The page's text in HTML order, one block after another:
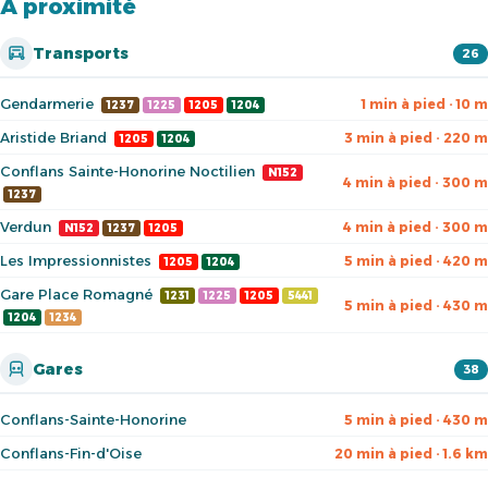
À proximité
Transports 26
Gendarmerie 1237 1225 1205 1204 1 min à pied · 10 m
Aristide Briand 1205 1204 3 min à pied · 220 m
Conflans Sainte-Honorine Noctilien
N152
1237
4 min à pied · 300 m
Verdun N152 1237 1205 4 min à pied · 300 m
Les Impressionnistes 1205 1204 5 min à pied · 420 m
Gare Place Romagné 1231 1225 1205
5441
1204
1234
5 min à pied · 430 m
Gares 38
Conflans-Sainte-Honorine 5 min à pied · 430 m
Conflans-Fin-d'Oise 20 min à pied · 1.6 km